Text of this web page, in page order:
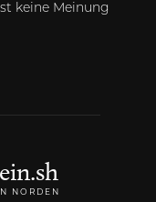
keine Meinung
NORDEN